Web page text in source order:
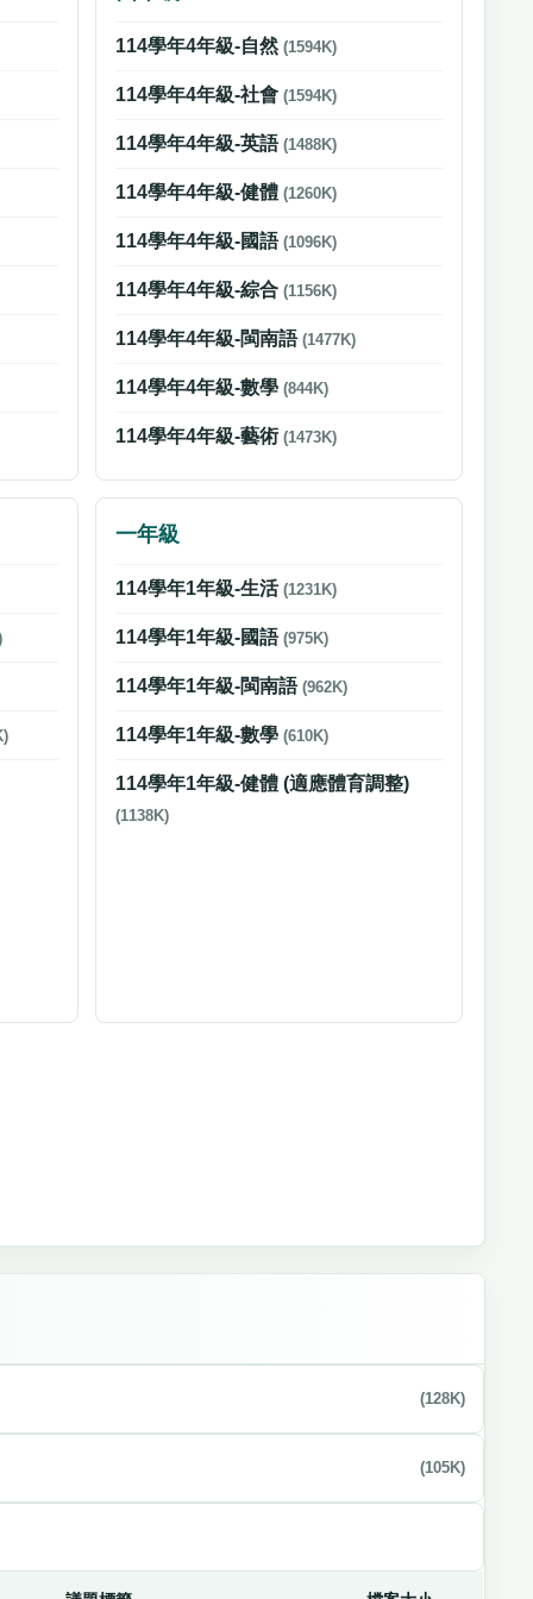
114學年4年級-自然(1594K)
114學年4年級-社會(1594K)
114學年4年級-英語(1488K)
114學年4年級-健體(1260K)
114學年4年級-國語(1096K)
114學年4年級-綜合(1156K)
114學年4年級-閩南語(1477K)
114學年4年級-數學(844K)
114學年4年級-藝術(1473K)
一年級
114學年1年級-生活(1231K)
114學年1年級-國語(975K)
114學年1年級-閩南語(962K)
114學年1年級-數學(610K)
114學年1年級-健體 (適應體育調整)
(1138K)
(128K)
(105K)